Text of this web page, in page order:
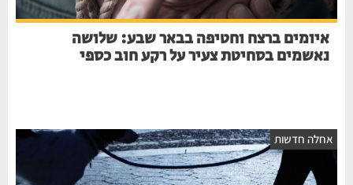
איומים ברצח וחטיפה בבאר שבע: שלושה
נאשמים בסחיטת צעיר על רקע חוב כספי
אחלה חדשות